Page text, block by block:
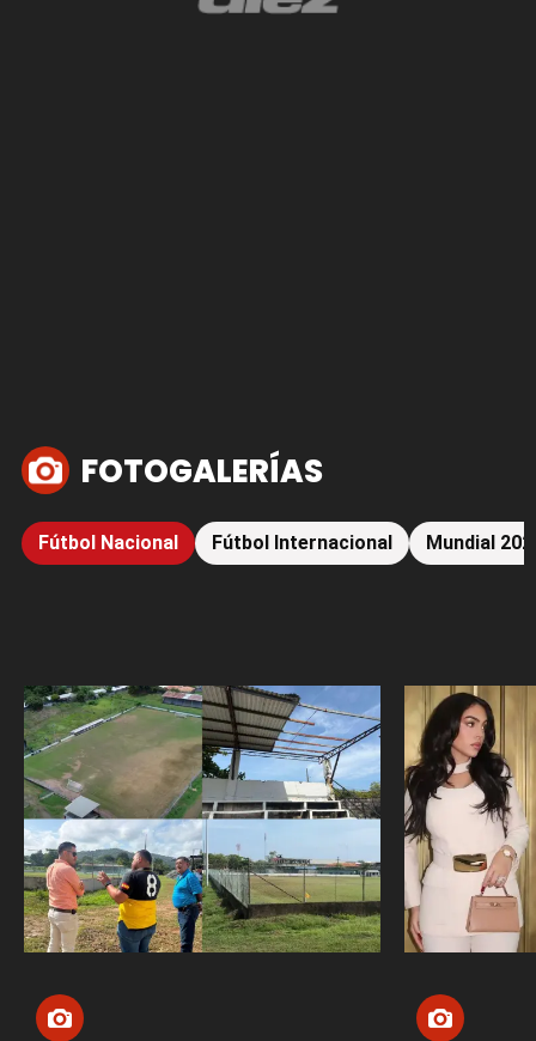
FOTOGALERÍAS
Fútbol Nacional Fútbol Internacional Mundial